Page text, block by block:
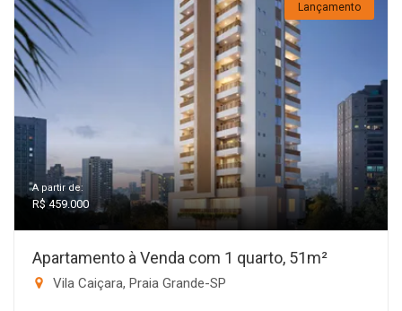
Lançamento
A partir de:
R$ 459.000
Apartamento à Venda com 1 quarto, 51m²
Vila Caiçara, Praia Grande-SP